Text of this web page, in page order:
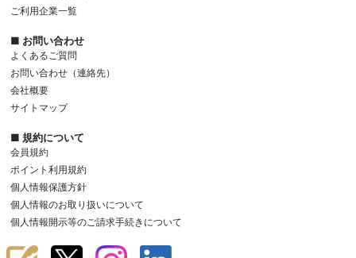
ご利用企業一覧
■ お問い合わせ
よくあるご質問
お問い合わせ（連絡先）
会社概要
サイトマップ
■ 規約について
会員規約
ポイント利用規約
個人情報保護方針
個人情報のお取り扱いについて
個人情報開示等のご請求手続きについて